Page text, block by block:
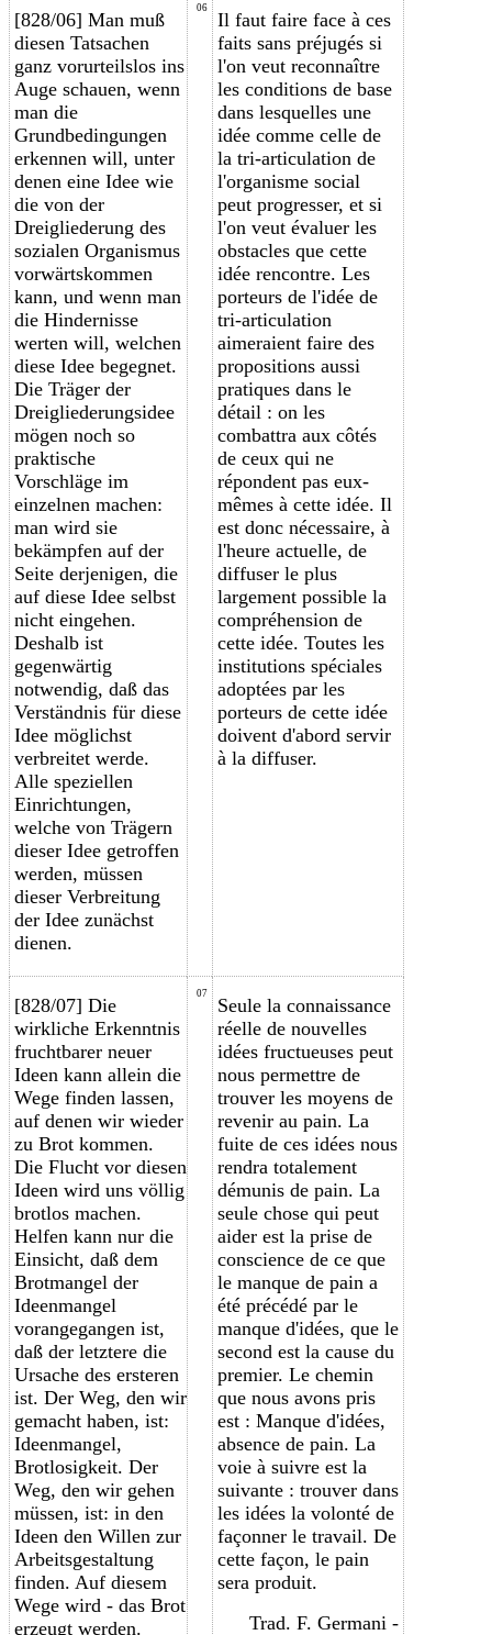
[828/06] Man muß
diesen Tatsachen
ganz vorurteilslos ins
Auge schauen, wenn
man die
Grundbedingungen
erkennen will, unter
denen eine Idee wie
die von der
Dreigliederung des
sozialen Organismus
vorwärtskommen
kann, und wenn man
die Hindernisse
werten will, welchen
diese Idee begegnet.
Die Träger der
Dreigliederungsidee
mögen noch so
praktische
Vorschläge im
einzelnen machen:
man wird sie
bekämpfen auf der
Seite derjenigen, die
auf diese Idee selbst
nicht eingehen.
Deshalb ist
gegenwärtig
notwendig, daß das
Verständnis für diese
Idee möglichst
verbreitet werde.
Alle speziellen
Einrichtungen,
welche von Trägern
dieser Idee getroffen
werden, müssen
dieser Verbreitung
der Idee zunächst
dienen.
06
Il faut faire face à ces
faits sans préjugés si
l'on veut reconnaître
les conditions de base
dans lesquelles une
idée comme celle de
la tri-articulation de
l'organisme social
peut progresser, et si
l'on veut évaluer les
obstacles que cette
idée rencontre. Les
porteurs de l'idée de
tri-articulation
aimeraientfaire des
propositions aussi
pratiques dans le
détail : on les
combattra aux côtés
de ceux qui ne
répondent pas eux-
mêmes à cette idée. Il
est donc nécessaire, à
l'heure actuelle, de
diffuser le plus
largement possible la
compréhension de
cette idée. Toutes les
institutions spéciales
adoptées par les
porteurs de cette idée
doivent d'abord servir
à la diffuser.
[828/07] Die
wirkliche Erkenntnis
fruchtbarer neuer
Ideen kann allein die
Wege finden lassen,
auf denen wir wieder
zu Brot kommen.
Die Flucht vor diesen
Ideen wird uns völlig
brotlos machen.
Helfen kann nur die
Einsicht, daß dem
Brotmangel der
Ideenmangel
vorangegangen ist,
daß der letztere die
Ursache des ersteren
ist. Der Weg, den wir
gemacht haben, ist:
Ideenmangel,
Brotlosigkeit. Der
Weg, den wir gehen
müssen, ist: in den
Ideen den Willen zur
Arbeitsgestaltung
finden. Auf diesem
Wege wird - das Brot
erzeugt werden.
07
Seule la connaissance
réelle de nouvelles
idées fructueuses peut
nous permettre de
trouver les moyens de
revenir au pain. La
fuite de ces idées nous
rendra totalement
démunis de pain. La
seule chose qui peut
aider est la prise de
conscience de ce que
le manque de pain a
été précédé par le
manque d'idées, que le
second est la cause du
premier. Le chemin
que nous avons pris
est : Manque d'idées,
absence de pain. La
voie à suivre est la
suivante : trouver dans
les idées la volonté de
façonner le travail. De
cette façon, le pain
sera produit.
Trad. F. Germani -